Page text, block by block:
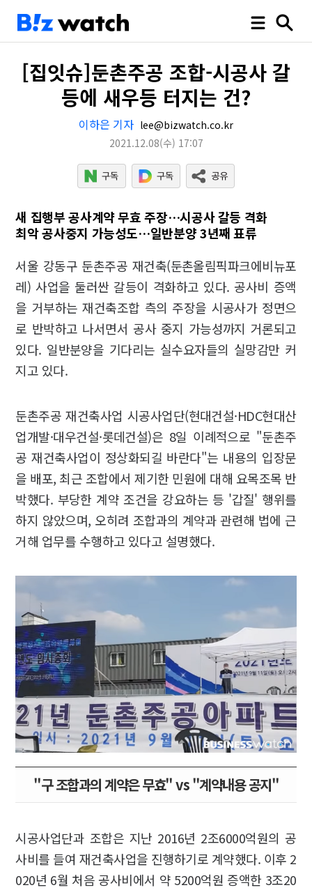
[집잇슈]둔촌주공 조합-시공사 갈
등에 새우등 터지는 건?
이하은 기자 lee@bizwatch.co.kr
2021.12.08(수) 17:07
새 집행부 공사계약 무효 주장…시공사 갈등 격화
최악 공사중지 가능성도…일반분양 3년째 표류
서울 강동구 둔촌주공 재건축(둔촌올림픽파크에비뉴포
레) 사업을 둘러싼 갈등이 격화하고 있다. 공사비 증액
을 거부하는 재건축조합 측의 주장을 시공사가 정면으
로 반박하고 나서면서 공사 중지 가능성까지 거론되고
있다. 일반분양을 기다리는 실수요자들의 실망감만 커
지고 있다.
둔촌주공 재건축사업 시공사업단(현대건설·HDC현대산
업개발·대우건설·롯데건설)은 8일 이례적으로 "둔촌주
공 재건축사업이 정상화되길 바란다"는 내용의 입장문
을 배포, 최근 조합에서 제기한 민원에 대해 요목조목 반
박했다. 부당한 계약 조건을 강요하는 등 '갑질' 행위를
하지 않았으며, 오히려 조합과의 계약과 관련해 법에 근
거해 업무를 수행하고 있다고 설명했다.
"구 조합과의 계약은 무효" vs "계약내용 공지"
시공사업단과 조합은 지난 2016년 2조6000억원의 공
사비를 들여 재건축사업을 진행하기로 계약했다. 이후 2
020년 6월 처음 공사비에서 약 5200억원 증액한 3조20